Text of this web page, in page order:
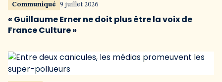
Communiqué 9 juillet 2026
« Guillaume Erner ne doit plus être la voix de
France Culture »